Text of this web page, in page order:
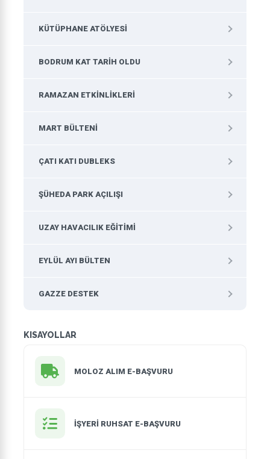
KÜTÜPHANE ATÖLYESI
BODRUM KAT TARIH OLDU
RAMAZAN ETKINLIKLERI
MART BÜLTENI
ÇATI KATI DUBLEKS
ŞÜHEDA PARK AÇILIŞI
UZAY HAVACILIK EĞITIMI
EYLÜL AYI BÜLTEN
GAZZE DESTEK
KISAYOLLAR
MOLOZ ALIM E-BAŞVURU
İŞYERI RUHSAT E-BAŞVURU